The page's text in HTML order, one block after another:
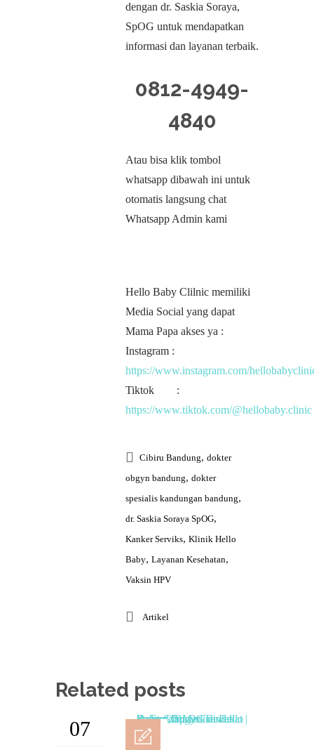
dengan dr. Saskia Soraya,
SpOG untuk mendapatkan
informasi dan layanan terbaik.
0812-4949-
4840
Atau bisa klik tombol
whatsapp dibawah ini untuk
otomatis langsung chat
Whatsapp Admin kami
Hello Baby Clilnic memiliki
Media Social yang dapat
Mama Papa akses ya :
Instagram :
https://www.instagram.com/
Tiktok :
https://www.tiktok.com/@hellobaby.clinic
Cibiru Bandung, dokter
obgyn bandung, dokter
spesialis kandungan bandung,
dr. Saskia Soraya SpOG,
Kanker Serviks, Klinik Hello
Baby, Layanan Kesehatan,
Vaksin HPV
Artikel
Related posts
07